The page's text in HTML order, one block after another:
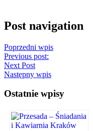
Post navigation
Poprzedni wpis
Previous post:
Next Post
Następny wpis
Ostatnie wpisy